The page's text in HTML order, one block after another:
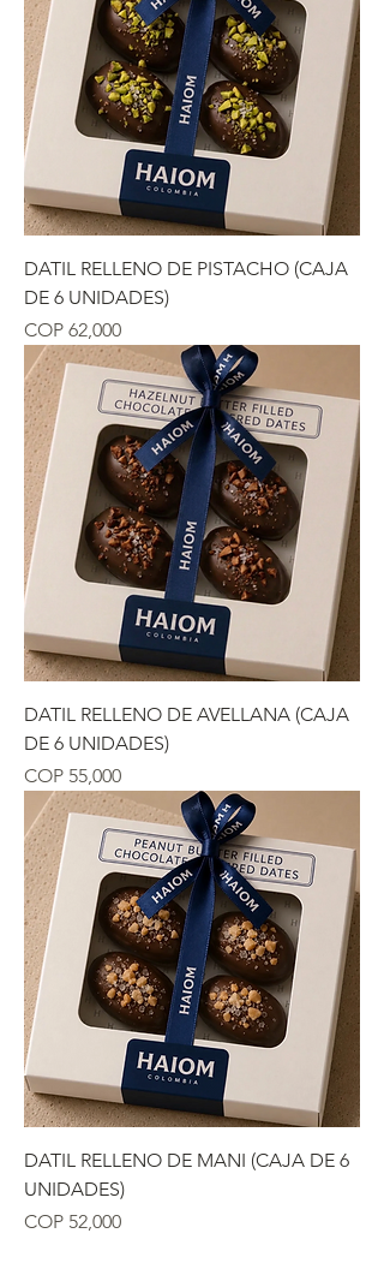
DATIL RELLENO DE PISTACHO (CAJA
DE 6 UNIDADES)
Precio
COP 62,000
DATIL RELLENO DE AVELLANA (CAJA
DE 6 UNIDADES)
Precio
COP 55,000
DATIL RELLENO DE MANI (CAJA DE 6
UNIDADES)
Precio
COP 52,000